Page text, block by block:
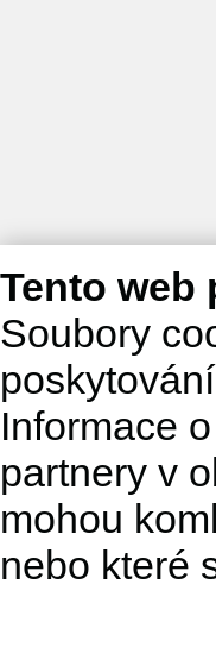
Tento web
Soubory
Informace
partnery v
mohou
nebo které